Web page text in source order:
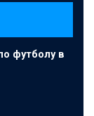
футболу в